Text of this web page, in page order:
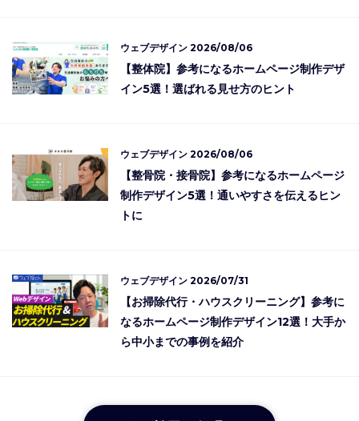
ウェブデザイン 2026/08/06
【整体院】参考になるホームページ制作デザ
イン5選！選ばれる見せ方のヒント
ウェブデザイン 2026/08/06
【整骨院・接骨院】参考になるホームページ
制作デザイン5選！通いやすさを伝えるヒン
トに
ウェブデザイン 2026/07/31
【お掃除代行・ハウスクリーニング】参考に
なるホームページ制作デザイン12選！大手か
ら中小までの事例を紹介